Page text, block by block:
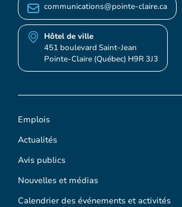
Emplois
Actualités
Avis publics
Nouvelles et médias
Calendrier des événements et activités
communications@pointe-claire.ca
Hôtel de ville
451 boulevard Saint-Jean
Pointe-Claire (Québec) H9R 3J3